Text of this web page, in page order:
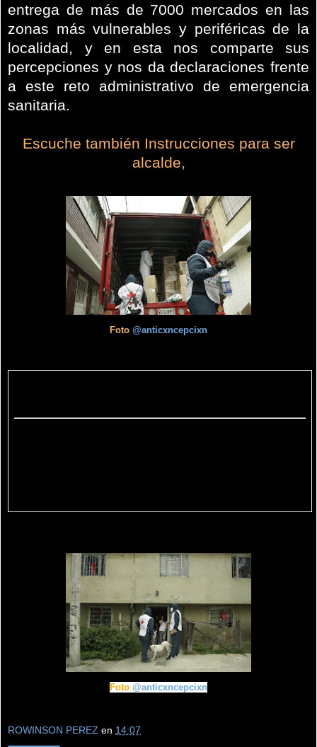
entrega de más de 7000 mercados en las
zonas más vulnerables y periféricas de la
localidad, y en esta nos comparte sus
percepciones y nos da declaraciones frente
a este reto administrativo de emergencia
sanitaria.
Escuche también Instrucciones para ser
alcalde,
Foto @anticxncepcixn
Foto @anticxncepcixn
ROWINSON PEREZ en 14:07